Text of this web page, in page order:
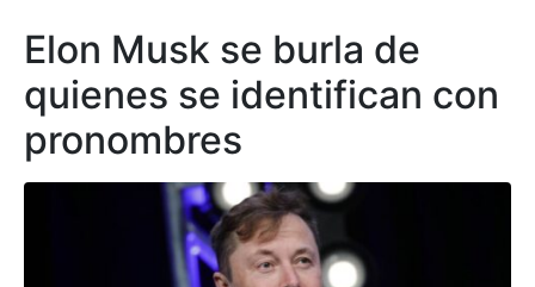
Elon Musk se burla de
quienes se identifican con
pronombres